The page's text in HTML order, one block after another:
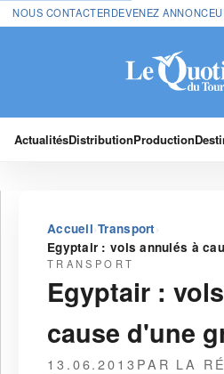
NOUS CONTACTERDEVENEZ
ActualitésDistributionProduction
Accueil›Transport ›
Egyptair : vols annulés à
TRANSPORT
Egyptair :
cause d'une
13.06.2013PAR LA